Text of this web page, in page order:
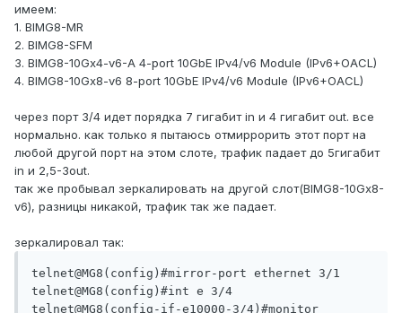
имеем:
1. BIMG8-MR
2. BIMG8-SFM
3. BIMG8-10Gx4-v6-A 4-port 10GbE IPv4/v6 Module (IPv6+OACL)
4. BIMG8-10Gx8-v6 8-port 10GbE IPv4/v6 Module (IPv6+OACL)
через порт 3/4 идет порядка 7 гигабит in и 4 гигабит out. все
нормально. как только я пытаюсь отмиррорить этот порт на
любой другой порт на этом слоте, трафик падает до 5гигабит
in и 2,5-3out.
так же пробывал зеркалировать на другой слот(BIMG8-10Gx8-
v6), разницы никакой, трафик так же падает.
зеркалировал так:
telnet@MG8(config)#mirror-port ethernet 3/1
telnet@MG8(config)#int e 3/4
telnet@MG8(config-if-e10000-3/4)#monitor